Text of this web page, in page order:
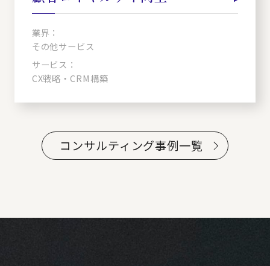
業界：
その他サービス
サービス：
CX戦略・CRM構築
コンサルティング事例一覧